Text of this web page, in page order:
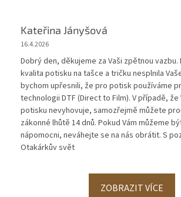
Kateřina Jányšová
16.4.2026
Dobrý den, děkujeme za Vaši zpětnou vazbu.
kvalita potisku na tašce a tričku nesplnila
bychom upřesnili, že pro potisk používáme
technologii DTF (Direct to Film). V případě,
potisku nevyhovuje, samozřejmě můžete
zákonné lhůtě 14 dnů. Pokud Vám můžeme
nápomocni, neváhejte se na nás obrátit. S
Otakárkův svět
ZOBRAZIT VÍCE